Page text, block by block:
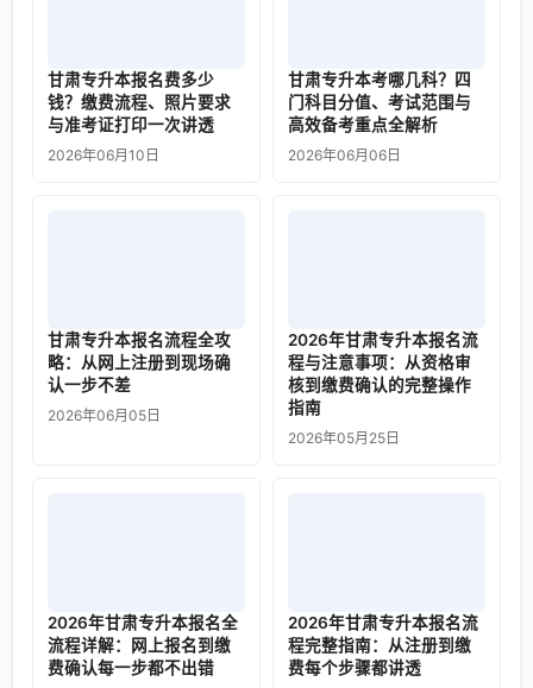
甘肃专升本报名费多少
钱？缴费流程、照片要求
与准考证打印一次讲透
2026年06月10日
甘肃专升本考哪几科？四
门科目分值、考试范围与
高效备考重点全解析
2026年06月06日
甘肃专升本报名流程全攻
略：从网上注册到现场确
认一步不差
2026年06月05日
2026年甘肃专升本报名流
程与注意事项：从资格审
核到缴费确认的完整操作
指南
2026年05月25日
2026年甘肃专升本报名全
流程详解：网上报名到缴
费确认每一步都不出错
2026年甘肃专升本报名流
程完整指南：从注册到缴
费每个步骤都讲透